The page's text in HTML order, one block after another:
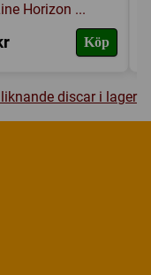
Horizon ...
Köp
discar i lager